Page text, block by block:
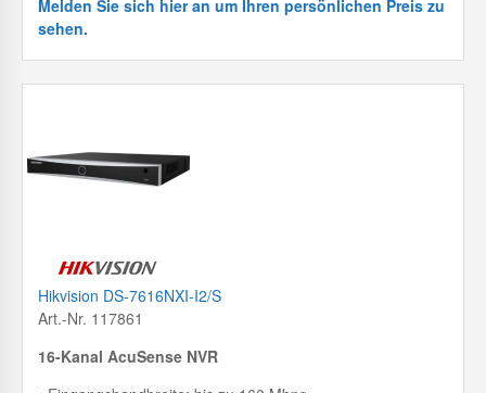
Melden Sie sich hier an um Ihren persönlichen Preis zu
sehen.
Hikvision DS-7616NXI-I2/S
Art.-Nr. 117861
16-Kanal AcuSense NVR